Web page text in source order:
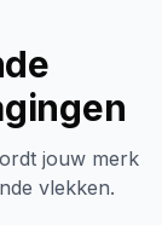
jouw merk
vlekken.